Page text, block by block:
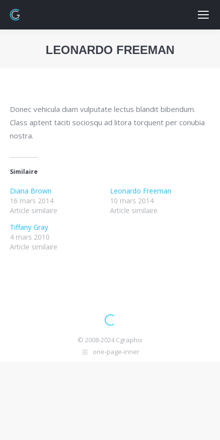
LEONARDO FREEMAN
Donec vehicula diam vulputate lectus blandit bibendum.
Class aptent taciti sociosqu ad litora torquent per conubia
nostra.
Similaire
Diana Brown
16 mars 2014
Article similaire
Leonardo Freeman
10 mars 2014
Article similaire
Tiffany Gray
4 mars 2010
Article similaire
© 2008-2024 Cgraphix
one-page-inner